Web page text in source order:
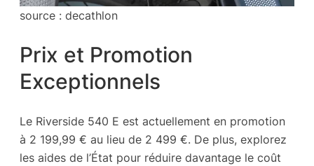
source : decathlon
Prix et Promotion
Exceptionnels
Le Riverside 540 E est actuellement en promotion
à 2 199,99 € au lieu de 2 499 €. De plus, explorez
les aides de l’État pour réduire davantage le coût